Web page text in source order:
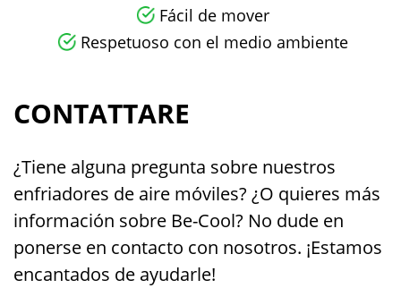
Fácil de mover
Respetuoso con el medio ambiente
CONTATTARE
¿Tiene alguna pregunta sobre nuestros
enfriadores de aire móviles? ¿O quieres más
información sobre Be-Cool? No dude en
ponerse en contacto con nosotros. ¡Estamos
encantados de ayudarle!